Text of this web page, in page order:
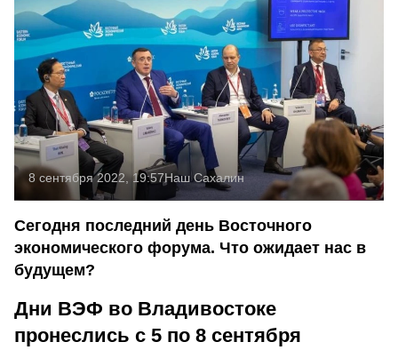
8 сентября 2022, 19:57Наш Сахалин
Сегодня последний день Восточного
экономического форума. Что ожидает нас в
будущем?
Дни ВЭФ во Владивостоке
пронеслись с 5 по 8 сентября